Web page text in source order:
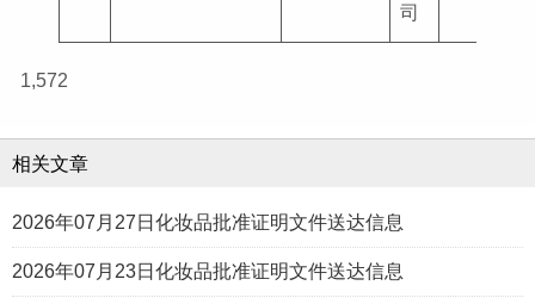
司
1,572
相关文章
2026年07月27日化妆品批准证明文件送达信息
2026年07月23日化妆品批准证明文件送达信息